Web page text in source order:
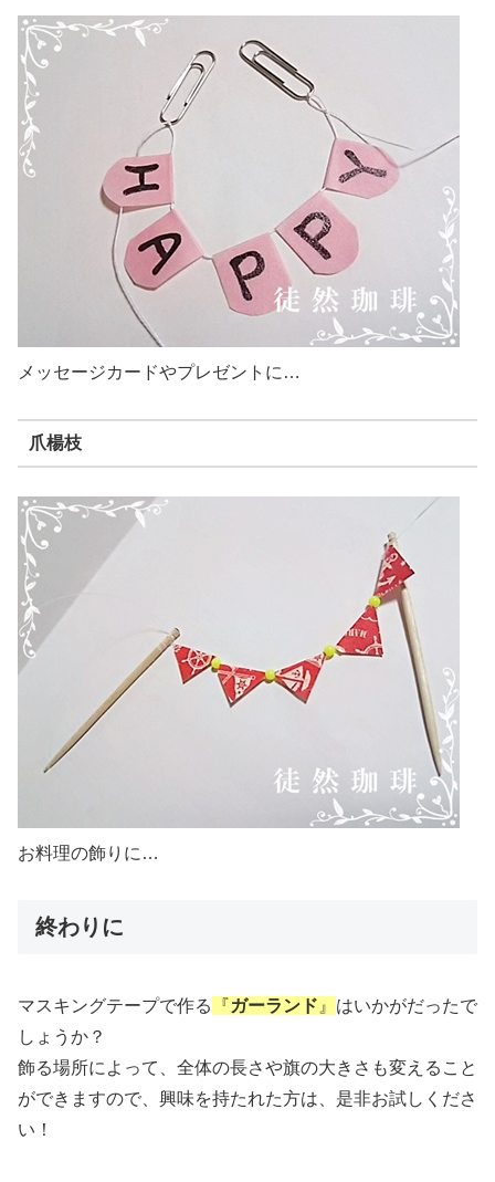
メッセージカードやプレゼントに…
爪楊枝
お料理の飾りに…
終わりに
マスキングテープで作る 『ガーランド 』 はいかがだったで
しょうか？
飾る場所によって、全体の長さや旗の大きさも変えること
ができますので、興味を持たれた方は、是非お試しくださ
い！